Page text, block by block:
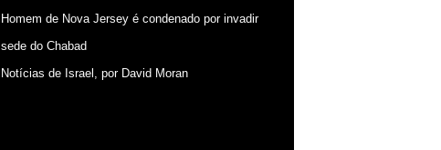
Homem de Nova Jersey é condenado por invadir
sede do Chabad
Notícias de Israel, por David Moran